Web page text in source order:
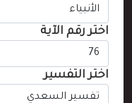
اختر رقم الآية
اختر التفسير